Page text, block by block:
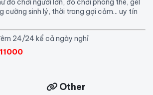
đồ chơi người lớn, đồ chơi phòng the, gel
cường sinh lý, thời trang gợi cảm... uy tín
24/24 kể cả ngày nghỉ
Other